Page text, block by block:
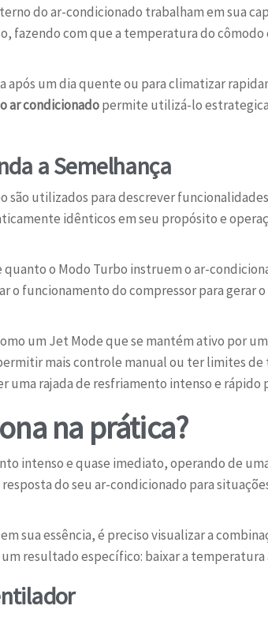
do ar-condicionado trabalham em sua
fazendo com que a temperatura do cômodo
após um dia quente ou para climatizar
ar condicionadopermite utilizá-lo
a Semelhança
utilizados para descrever
idênticos em seu propósito e
o Modo Turbo instruem o ar-
funcionamento do compressor para gerar
um Jet Mode que se mantém ativo por
mais controle manual ou ter limites
uma rajada de resfriamento intenso e
na prática?
intenso e quase imediato, operando de
do seu ar-condicionado para
em sua essência, é preciso visualizar a
resultado específico: baixar a